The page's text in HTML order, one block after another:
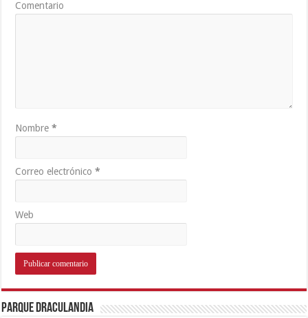
Comentario
Nombre*
Correo electrónico*
Web
Parque Draculandia